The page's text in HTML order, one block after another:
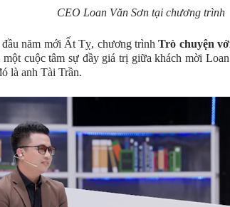
CEO Loan Văn Sơn tại chương trình
năm mới Ất Tỵ, chương trìnhTrò chuyện
một cuộc tâm sự đầy giá trị giữa khách mời
là anh Tài Trần.